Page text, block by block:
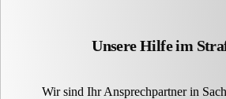
Unsere Hilfe im
Wir sind Ihr Ansprechpartner in